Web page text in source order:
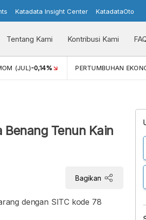
Katadata Insight Center KatadataOto
Tentang Kami Kontribusi Kami
(JUL)-0,14% PERTUMBUHAN
Benang Tenun Kain
Bagikan
dengan SITC kode 78